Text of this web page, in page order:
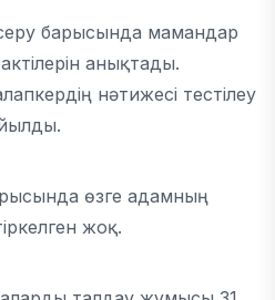
барысында мамандар
анықтады.
нәтижесі тестілеу
өзге адамның
жоқ.